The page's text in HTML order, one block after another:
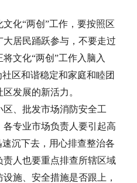
化“两创”工作，要按照区
居民踊跃参与，不要走过
文化“两创”工作入脑入
区和谐稳定和家庭和睦团
发展的新活力。
、批发市场消防安全工
专业市场负责人要引起高
沉下去，用心排查整治各
人也要重点排查所辖区域
施、安全措施是否跟上，